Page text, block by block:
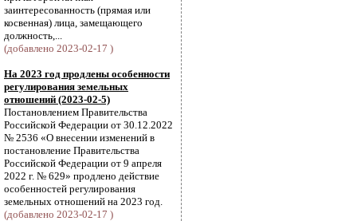
заинтересованность (прямая или
косвенная) лица, замещающего
должность,...
(добавлено 2023-02-17 )
На 2023 год продлены особенности
регулирования земельных
отношений (2023-02-5)
Постановлением Правительства
Российской Федерации от 30.12.2022
№ 2536 «О внесении изменений в
постановление Правительства
Российской Федерации от 9 апреля
2022 г. № 629» продлено действие
особенностей регулирования
земельных отношений на 2023 год.
(добавлено 2023-02-17 )